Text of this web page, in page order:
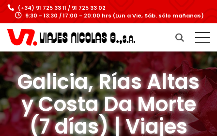
(+34) 91 725 33 11 / 91 725 33 02
9:30 - 13:30 / 17:00 - 20:00 hrs (Lun a Vie, Sáb. sólo mañanas)
Galicia, Rías Altas
y Costa Da Morte
(7 días) | Viajes